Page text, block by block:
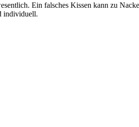
Ein falsches Kissen kann zu
individuell.